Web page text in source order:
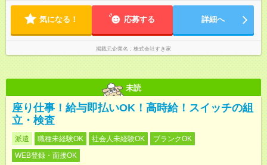
気になる！ 応募する 詳細へ
掲載元企業名 株式会社すき家
未読
座り仕事！給与即払いOK！高時給！スイッチの組
立・検査
派遣 職種未経験OK 社会人未経験OK
ブランクOK
WEB登録・面接OK